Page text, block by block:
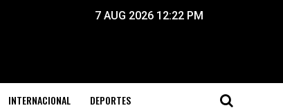
7 AUG 2026 12:22 PM
INTERNACIONAL DEPORTES